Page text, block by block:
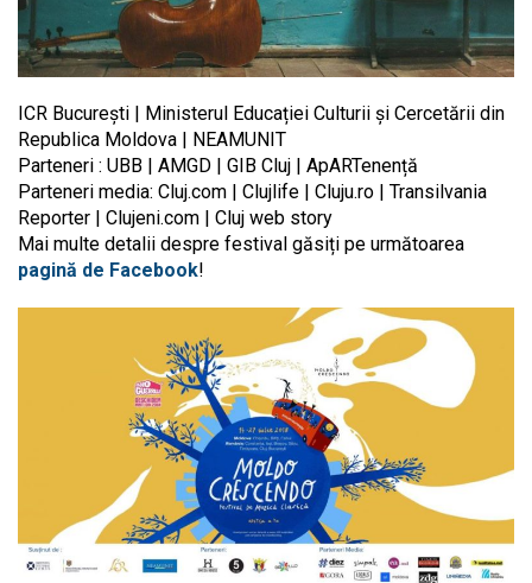
ICR București | Ministerul Educației Culturii și Cercetării din
Republica Moldova | NEAMUNIT
Parteneri : UBB | AMGD | GIB Cluj | ApARTenență
Parteneri media: Cluj.com | Clujlife | Cluju.ro | Transilvania
Reporter | Clujeni.com | Cluj web story
Mai multe detalii despre festival găsiți pe următoarea
pagină de Facebook!